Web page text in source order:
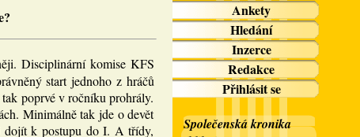
Disciplinární komise KFS
start jednoho z hráčů
poprvé v ročníku prohrály.
Minimálně tak jde o devět
dojít k postupu do I. A třídy,
Ankety
Hledání
Inzerce
Redakce
Přihlásit se
Společenská kronika